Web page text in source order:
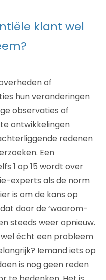
klant wel
of
hun veranderingen
observaties of
ontwikkelingen
redenen
Een
1 op 15 wordt over
experts als de norm
is om de kans op
door de ‘waarom-
steeds weer opnieuw.
écht een probleem
Iemand iets op
is nog geen reden